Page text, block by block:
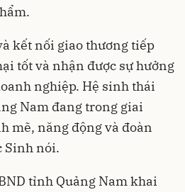
kết nối giao thương tiếp
tốt và nhận được sự hưởng
nghiệp. Hệ sinh thái
Nam đang trong giai
mẽ, năng động và đoàn
Sinh nói.
tỉnh Quảng Nam khai